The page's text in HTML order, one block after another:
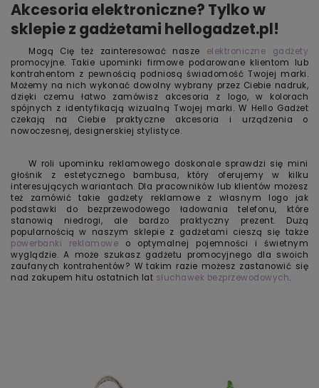
Akcesoria elektroniczne? Tylko w
sklepie z gadżetami hellogadzet.pl!
Mogą Cię też zainteresować nasze elektroniczne gadżety
promocyjne. Takie upominki firmowe podarowane klientom lub
kontrahentom z pewnością podniosą świadomość Twojej marki.
Możemy na nich wykonać dowolny wybrany przez Ciebie nadruk,
dzięki czemu łatwo zamówisz akcesoria z logo, w kolorach
spójnych z identyfikacją wizualną Twojej marki. W Hello Gadżet
czekają na Ciebie praktyczne akcesoria i urządzenia o
nowoczesnej, designerskiej stylistyce.
W roli upominku reklamowego doskonale sprawdzi się mini
głośnik z estetycznego bambusa, który oferujemy w kilku
interesujących wariantach. Dla pracowników lub klientów możesz
też zamówić takie gadżety reklamowe z własnym logo jak
podstawki do bezprzewodowego ładowania telefonu, które
stanowią niedrogi, ale bardzo praktyczny prezent. Dużą
popularnością w naszym sklepie z gadżetami cieszą się także
powerbanki reklamowe o optymalnej pojemności i świetnym
wyglądzie. A może szukasz gadżetu promocyjnego dla swoich
zaufanych kontrahentów? W takim razie możesz zastanowić się
nad zakupem hitu ostatnich lat słuchawek bezprzewodowych.